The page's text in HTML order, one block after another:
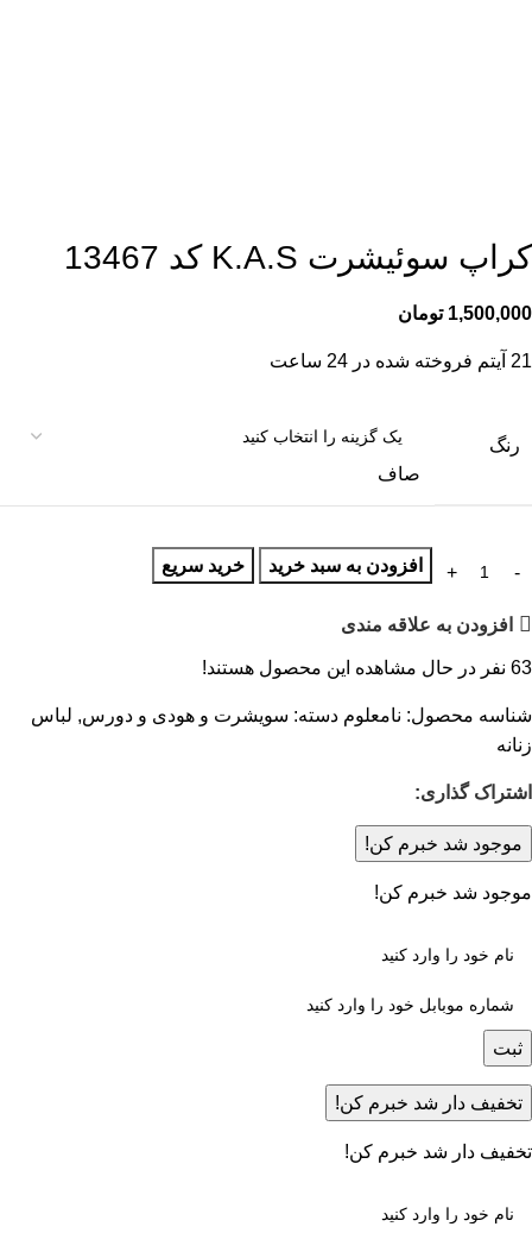
کراپ سوئیشرت K.A.S کد 13467
1,500,000 تومان
21 آیتم فروخته شده در 24 ساعت
رنگ
صاف
افزودن به سبد خرید خرید سریع
افزودن به علاقه مندی
63 نفر در حال مشاهده این محصول هستند!
شناسه محصول: نامعلوم دسته: سویشرت و هودی و دورس, لباس
زنانه
اشتراک گذاری:
موجود شد خبرم کن!
موجود شد خبرم کن!
ثبت
تخفیف دار شد خبرم کن!
تخفیف دار شد خبرم کن!